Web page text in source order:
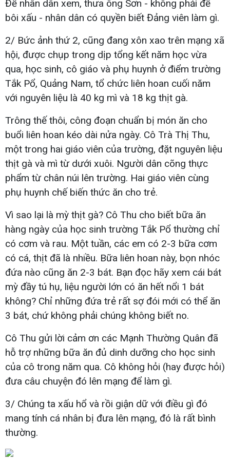
Để nhân dân xem, thưa ông Sơn - không phải để
bôi xấu - nhân dân có quyền biết Đảng viên làm gì.
2/ Bức ảnh thứ 2, cũng đang xôn xao trên mạng xã
hội, được chụp trong dịp tổng kết năm học vừa
qua, học sinh, cô giáo và phụ huynh ở điểm trường
Tắk Pổ, Quảng Nam, tổ chức liên hoan cuối năm
với nguyên liệu là 40 kg mì và 18 kg thịt gà.
Trông thế thôi, công đoạn chuẩn bị món ăn cho
buổi liên hoan kéo dài nửa ngày. Cô Trà Thị Thu,
một trong hai giáo viên của trường, đặt nguyên liệu
thịt gà và mì từ dưới xuôi. Người dân cõng thực
phẩm từ chân núi lên trường. Hai giáo viên cùng
phụ huynh chế biến thức ăn cho trẻ.
Vì sao lại là mỳ thịt gà? Cô Thu cho biết bữa ăn
hàng ngày của học sinh trường Tắk Pổ thường chỉ
có cơm và rau. Một tuần, các em có 2-3 bữa cơm
có cá, thịt đã là nhiều. Bữa liên hoan này, bọn nhóc
đứa nào cũng ăn 2-3 bát. Bạn đọc hãy xem cái bát
mỳ đầy tú hụ, liệu người lớn có ăn hết nổi 1 bát
không? Chỉ những đứa trẻ rất sợ đói mới có thể ăn
3 bát, chứ không phải chúng không biết no.
Cô Thu gửi lời cảm ơn các Mạnh Thường Quân đã
hỗ trợ những bữa ăn đủ dinh dưỡng cho học sinh
của cô trong năm qua. Cô không hỏi (hay được hỏi)
đưa câu chuyện đó lên mạng để làm gì.
3/ Chúng ta xấu hổ và rồi giận dữ với điều gì đó
mang tính cá nhân bị đưa lên mạng, đó là rất bình
thường.